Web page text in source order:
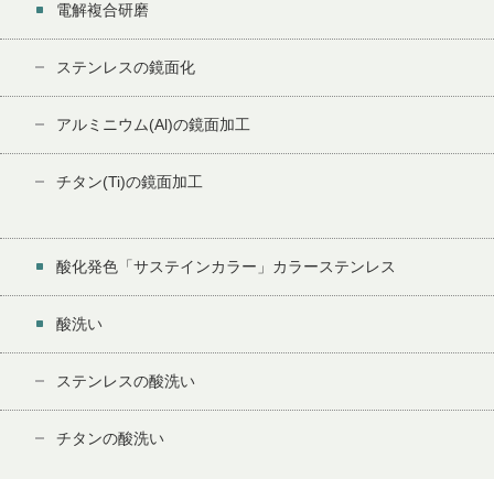
電解複合研磨
ステンレスの鏡面化
アルミニウム(Al)の鏡面加工
チタン(Ti)の鏡面加工
酸化発色「サステインカラー」カラーステンレス
酸洗い
ステンレスの酸洗い
チタンの酸洗い